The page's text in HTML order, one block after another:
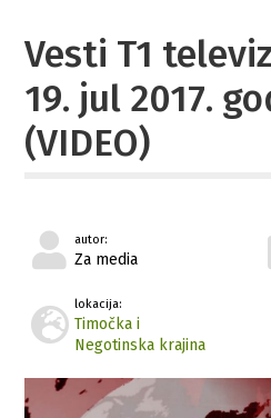
Vesti T1
19. jul 2017.
(VIDEO)
autor:
Za media
lokacija:
Timočka i
Negotinska krajina